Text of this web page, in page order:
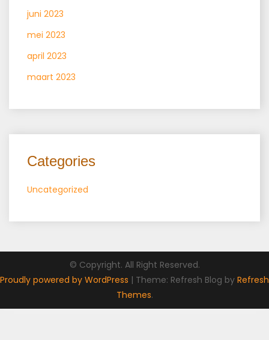
juni 2023
mei 2023
april 2023
maart 2023
Categories
Uncategorized
© Copyright. All Right Reserved.
Proudly powered by WordPress | Theme: Refresh Blog by Refresh
Themes.